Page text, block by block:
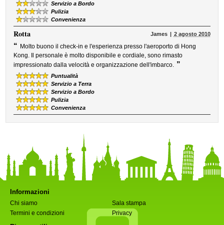
Servizio a Bordo
Pulizia
Convenienza
Rotta James 2 agosto 2010
“ Molto buono il check-in e l'esperienza presso l'aeroporto di Hong
Kong. Il personale è molto disponibile e cordiale, sono rimasto
impressionato dalla velocità e organizzazione dell'imbarco. ”
Puntualità
Servizio a Terra
Servizio a Bordo
Pulizia
Convenienza
Informazioni
Chi siamo
Sala stampa
Termini e condizioni
Privacy